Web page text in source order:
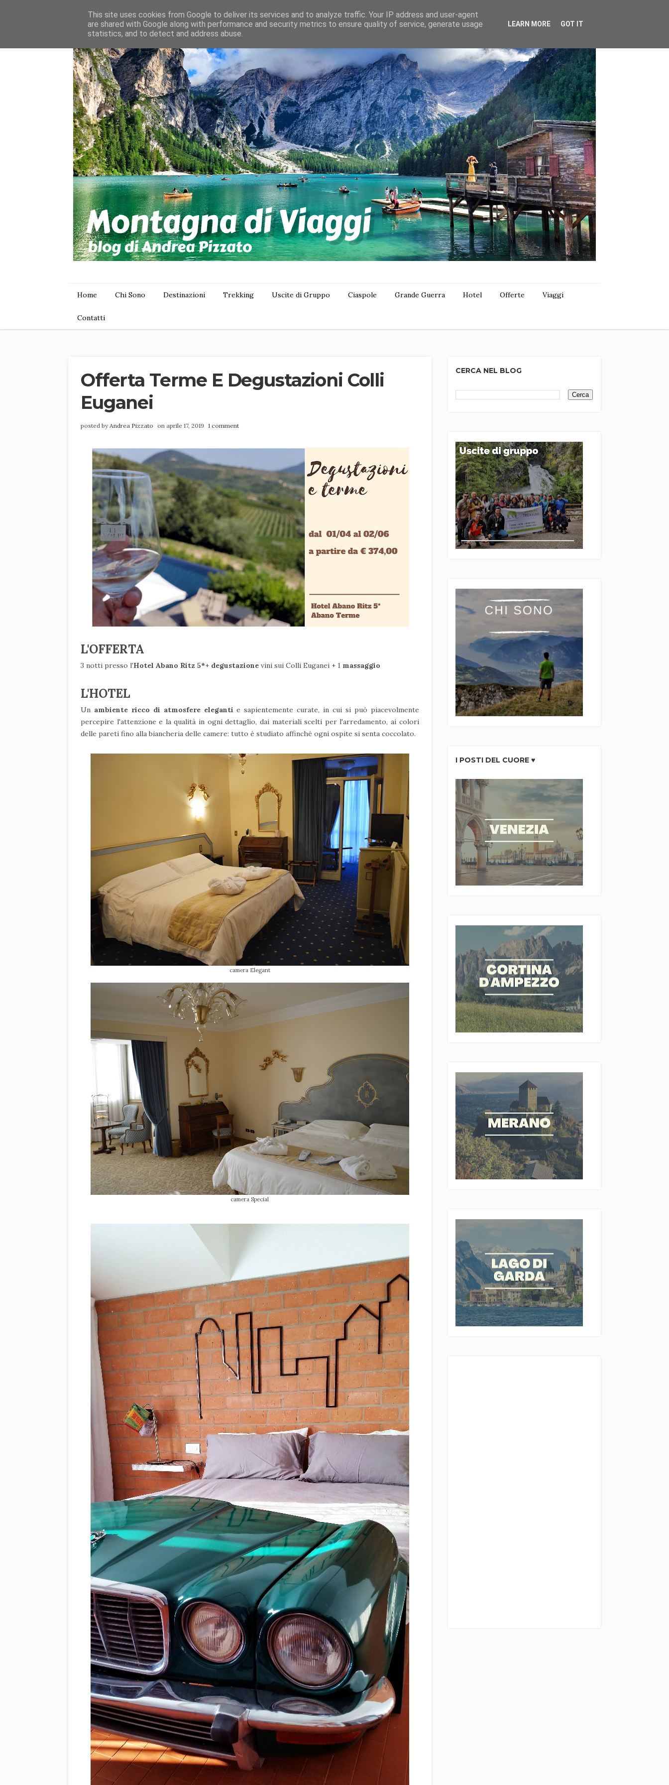
Home Chi Sono Destinazioni Trekking Uscite di Gruppo Ciaspole Grande Guerra Hotel Offerte Viaggi
Contatti
Offerta Terme E Degustazioni Colli
Euganei
posted byAndrea Pizzato on aprile 17, 2019 1 comment
L'OFFERTA
3 notti presso l'Hotel Abano Ritz 5*+ degustazione vini sui Colli Euganei + 1 massaggio
L'HOTEL
Un ambiente ricco di atmosfere eleganti e sapientemente curate, in cui si può piacevolmente
percepire l'attenzione e la qualità in ogni dettaglio, dai materiali scelti per l'arredamento, ai colori
delle pareti fino alla biancheria delle camere: tutto è studiato affinché ogni ospite si senta coccolato.
camera Elegant
camera Special
CERCA NEL BLOG
I POSTI DEL CUORE ♥
This site uses cookies from Google to deliver its services and to analyze traffic. Your IP address and user-agent
are shared with Google along with performance and security metrics to ensure quality of service, generate usage
statistics, and to detect and address abuse.
LEARN MORE GOT IT